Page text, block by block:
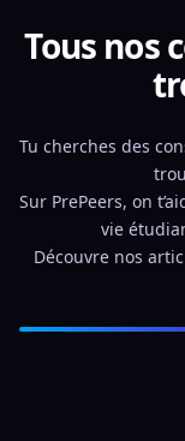
Tous nos
Tu cherches des
Sur PrePeers, on
vie
Découvre nos